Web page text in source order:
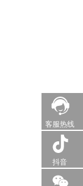
客服热线
抖音